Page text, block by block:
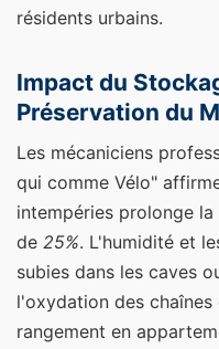
résidents urbains.
Impact du
Préservation du
Les mécaniciens
qui comme Vélo"
intempéries prolonge
de 25%. L'humidité et
subies dans les caves
l'oxydation des
rangement en